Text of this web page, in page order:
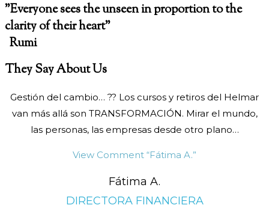
"Everyone sees the unseen in proportion to the
clarity of their heart"
Rumi
They Say About Us
Gestión del cambio… ?? Los cursos y retiros del Helmar
van más allá son TRANSFORMACIÓN. Mirar el mundo,
las personas, las empresas desde otro plano…
View Comment “Fátima A.”
Fátima A.
DIRECTORA FINANCIERA